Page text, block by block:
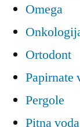
Omega
Ortodont
Papirnate
Pergole
Pitna voda